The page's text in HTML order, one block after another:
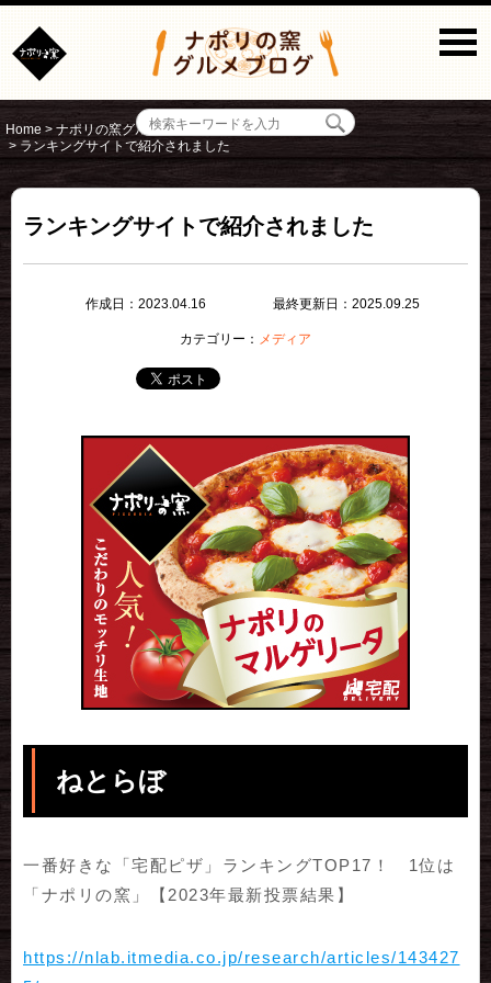
Home > ナポリの窯グルメブログ >
メディア
> ランキングサイトで紹介されました
ランキングサイトで紹介されました
作成日：2023.04.16 最終更新日：2025.09.25
カテゴリー： メディア
ねとらぼ
一番好きな「宅配ピザ」ランキングTOP17！ 1位は
「ナポリの窯」【2023年最新投票結果】
https://nlab.itmedia.co.jp/research/articles/143427